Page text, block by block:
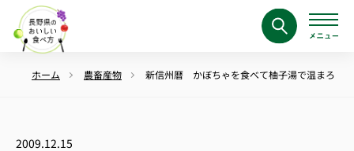
ホーム 農畜産物 新信州暦 かぼちゃを食べて柚子湯で温まろ
2009.12.15